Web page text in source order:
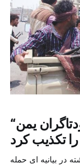
“آرامکو عربستان” حمله کودتاگران یمن
تکذیب کرد
در بیانیه ای حمله